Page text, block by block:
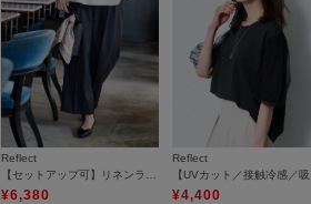
Reflect
¥6,380
Reflect
¥4,400